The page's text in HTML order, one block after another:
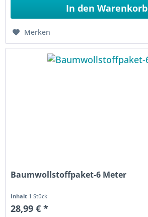
In den Warenkorb
Merken
Baumwollstoffpaket-6 Meter
Inhalt 1 Stück
28,99 € *